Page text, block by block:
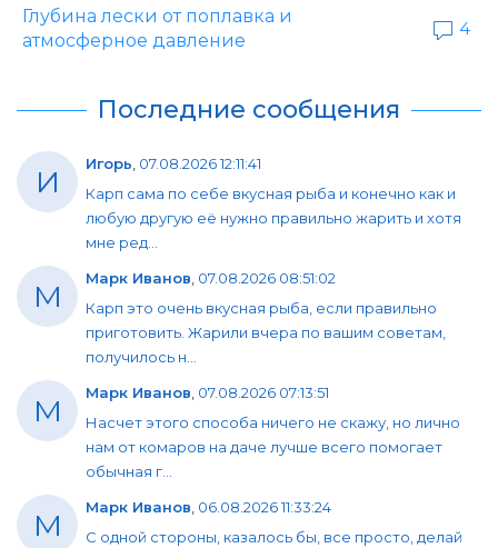
Глубина лески от поплавка и
атмосферное давление
4
Последние сообщения
И Игорь 07.08.2026 12:11:41
Карп сама по себе вкусная рыба и конечно как и
любую другую её нужно правильно жарить и хотя
мне ред...
М Марк Иванов 07.08.2026 08:51:02
Карп это очень вкусная рыба, если правильно
приготовить. Жарили вчера по вашим советам,
получилось н...
М Марк Иванов 07.08.2026 07:13:51
Насчет этого способа ничего не скажу, но лично
нам от комаров на даче лучше всего помогает
обычная г...
М Марк Иванов 06.08.2026 11:33:24
С одной стороны, казалось бы, все просто, делай